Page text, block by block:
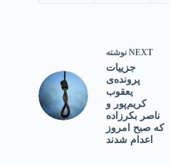
NEXT نوشته
جزییات
پرونده‌ی
یعقوب
کریم‌پور و
ناصر بکرزاده
که صبح امروز
اعدام شدند